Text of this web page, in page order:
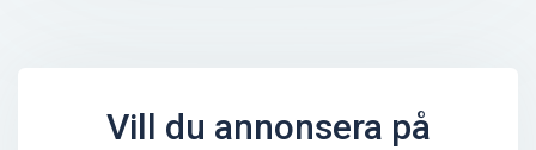
Vill du annonsera på